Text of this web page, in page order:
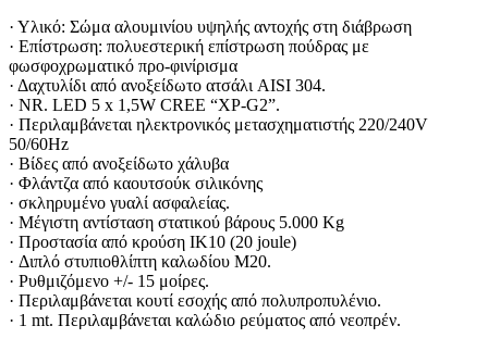
· Υλικό: Σώμα αλουμινίου υψηλής αντοχής στη διάβρωση
· Επίστρωση: πολυεστερική επίστρωση πούδρας με
φωσφοχρωματικό προ-φινίρισμα
· Δαχτυλίδι από ανοξείδωτο ατσάλι AISI 304.
· NR. LED 5 x 1,5W CREE “XP-G2”.
· Περιλαμβάνεται ηλεκτρονικός μετασχηματιστής 220/240V
50/60Hz
· Βίδες από ανοξείδωτο χάλυβα
· Φλάντζα από καουτσούκ σιλικόνης
· σκληρυμένο γυαλί ασφαλείας.
· Μέγιστη αντίσταση στατικού βάρους 5.000 Kg
· Προστασία από κρούση IK10 (20 joule)
· Διπλό στυπιοθλίπτη καλωδίου M20.
· Ρυθμιζόμενο +/- 15 μοίρες.
· Περιλαμβάνεται κουτί εσοχής από πολυπροπυλένιο.
· 1 mt. Περιλαμβάνεται καλώδιο ρεύματος από νεοπρέν.